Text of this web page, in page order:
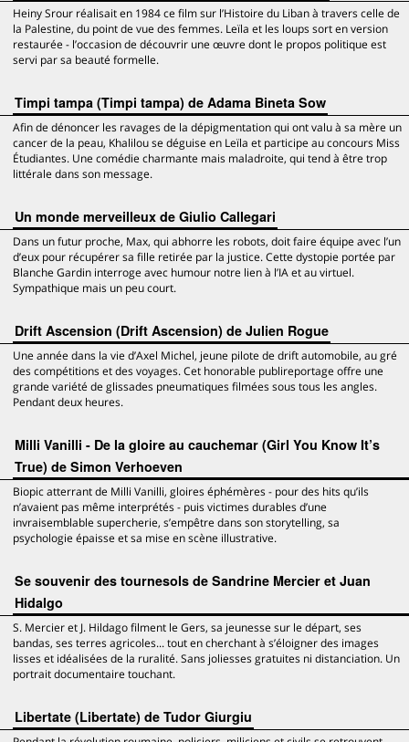
Heiny Srour réalisait en 1984 ce film sur l’Histoire du Liban à travers celle de
la Palestine, du point de vue des femmes. Leïla et les loups sort en version
restaurée - l’occasion de découvrir une œuvre dont le propos politique est
servi par sa beauté formelle.
Timpi tampa (Timpi tampa) de Adama Bineta Sow
Afin de dénoncer les ravages de la dépigmentation qui ont valu à sa mère un
cancer de la peau, Khalilou se déguise en Leïla et participe au concours Miss
Étudiantes. Une comédie charmante mais maladroite, qui tend à être trop
littérale dans son message.
Un monde merveilleux de Giulio Callegari
Dans un futur proche, Max, qui abhorre les robots, doit faire équipe avec l’un
d’eux pour récupérer sa fille retirée par la justice. Cette dystopie portée par
Blanche Gardin interroge avec humour notre lien à l’IA et au virtuel.
Sympathique mais un peu court.
Drift Ascension (Drift Ascension) de Julien Rogue
Une année dans la vie d’Axel Michel, jeune pilote de drift automobile, au gré
des compétitions et des voyages. Cet honorable publireportage offre une
grande variété de glissades pneumatiques filmées sous tous les angles.
Pendant deux heures.
Milli Vanilli - De la gloire au cauchemar (Girl You Know It’s
True) de Simon Verhoeven
Biopic atterrant de Milli Vanilli, gloires éphémères - pour des hits qu’ils
n’avaient pas même interprétés - puis victimes durables d’une
invraisemblable supercherie, s’empêtre dans son storytelling, sa
psychologie épaisse et sa mise en scène illustrative.
Se souvenir des tournesols de Sandrine Mercier et Juan
Hidalgo
S. Mercier et J. Hildago filment le Gers, sa jeunesse sur le départ, ses
bandas, ses terres agricoles... tout en cherchant à s’éloigner des images
lisses et idéalisées de la ruralité. Sans joliesses gratuites ni distanciation. Un
portrait documentaire touchant.
Libertate (Libertate) de Tudor Giurgiu